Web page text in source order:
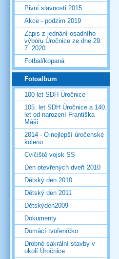
Pivní slavnosti 2015
Akce - podzim 2019
Zápis z jednání osadního
výboru Úročnice ze dne 29.
7. 2020
Fotbal/kopaná
Fotoalbum
100 let SDH Úročnice
105. let SDH Úročnice a 140.
let od narození Františka
Máši
2014 - O nejlepší úročenské
koleno
Cvičiště vojsk SS
Den otevřených dveří 2010
Dětský den 2010
Dětský den 2011
Dětskýden2009
Dokumenty
Domácí tvořeníčko
Drobné sakrální stavby v
okolí Úročnice